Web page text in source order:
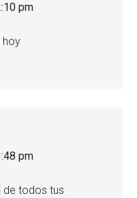
pm
hoy
pm
de todos tus